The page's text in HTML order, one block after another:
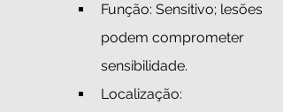
Função: Sensitivo; lesões
podem comprometer
sensibilidade.
Localização: